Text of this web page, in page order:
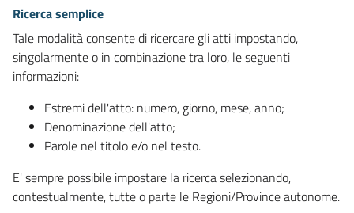
Ricerca semplice
Tale modalità consente di ricercare gli atti impostando,
singolarmente o in combinazione tra loro, le seguenti
informazioni:
Estremi dell'atto: numero, giorno, mese, anno;
Denominazione dell'atto;
Parole nel titolo e/o nel testo.
E' sempre possibile impostare la ricerca selezionando,
contestualmente, tutte o parte le Regioni/Province autonome.